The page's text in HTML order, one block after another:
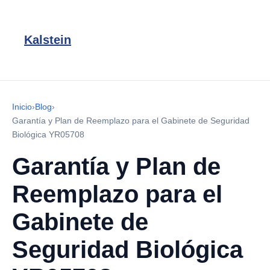
Kalstein
Inicio›Blog›
Garantía y Plan de Reemplazo para el Gabinete de Seguridad
Biológica YR05708
Garantía y Plan de
Reemplazo para el
Gabinete de
Seguridad Biológica